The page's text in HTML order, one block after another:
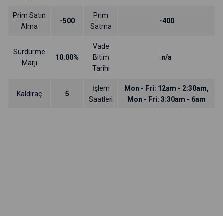
Prim Satın
Alma
-500
Prim
Satma
-400
Sürdürme
Marjı
10.00%
Vade
Bitim
Tarihi
n/a
Kaldıraç 5
İşlem
Saatleri
Mon - Fri: 12am - 2:30am,
Mon - Fri: 3:30am - 6am